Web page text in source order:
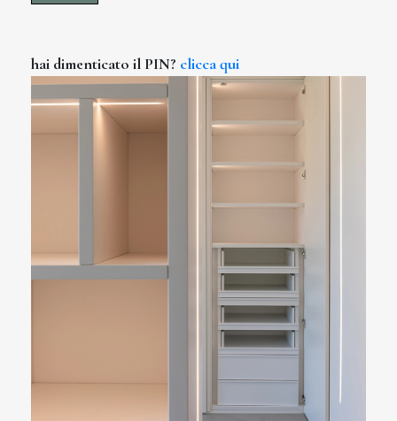
hai dimenticato il PIN? clicca qui